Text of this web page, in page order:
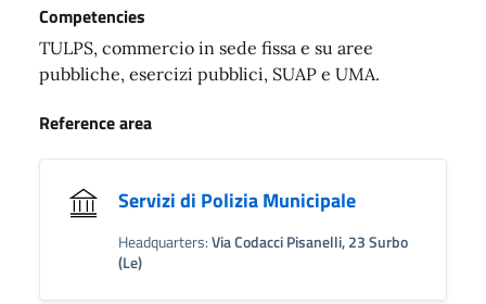
Competencies
TULPS, commercio in sede fissa e su aree
pubbliche, esercizi pubblici, SUAP e UMA.
Reference area
Servizi di Polizia Municipale
Headquarters:Via Codacci Pisanelli, 23 Surbo
(Le)